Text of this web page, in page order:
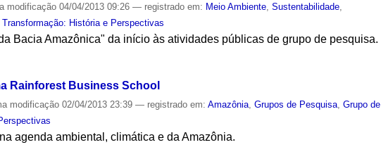
modificação 04/04/2013 09:26— registrado em: Meio Ambiente ,Sustentabilidade
História e Perspectivas
Bacia Amazônica" da início às atividades públicas de grupo de pesquisa.
Rainforest Business School
modificação 02/04/2013 23:39— registrado em:Amazônia ,Grupos de Pesquisa ,Grupo de
agenda ambiental, climática e da Amazônia.